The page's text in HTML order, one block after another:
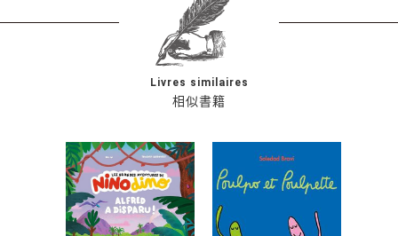
相似書籍
Livres similaires